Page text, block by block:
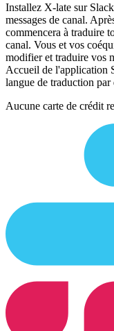
Installez X-late sur
messages de canal.
commencera à traduire
canal. Vous et vos
modifier et traduire vos
Accueil de l'application
langue de traduction par
Aucune carte de crédit